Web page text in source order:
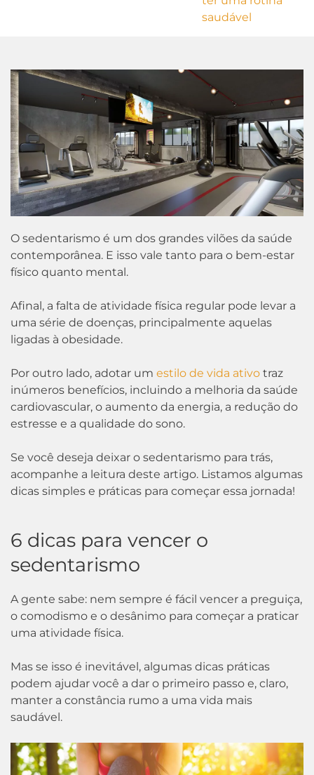
saudável
O sedentarismo é um dos grandes vilões da saúde
contemporânea. E isso vale tanto para o bem-estar
físico quanto mental.
Afinal, a falta de atividade física regular pode levar a
uma série de doenças, principalmente aquelas
ligadas à obesidade.
Por outro lado, adotar um estilo de vida ativo traz
inúmeros benefícios, incluindo a melhoria da saúde
cardiovascular, o aumento da energia, a redução do
estresse e a qualidade do sono.
Se você deseja deixar o sedentarismo para trás,
acompanhe a leitura deste artigo. Listamos algumas
dicas simples e práticas para começar essa jornada!
6 dicas para vencer o
sedentarismo
A gente sabe: nem sempre é fácil vencer a preguiça,
o comodismo e o desânimo para começar a praticar
uma atividade física.
Mas se isso é inevitável, algumas dicas práticas
podem ajudar você a dar o primeiro passo e, claro,
manter a constância rumo a uma vida mais
saudável.